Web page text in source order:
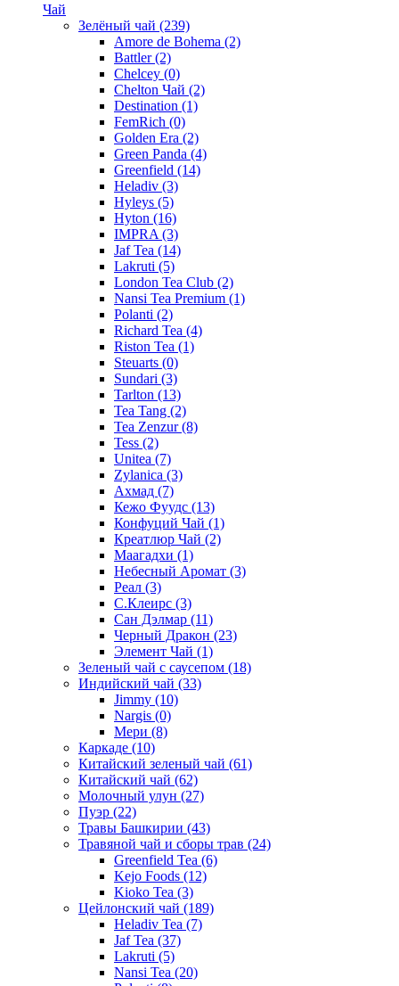
Чай
Зелёный чай (239)
Amore de Bohema (2)
Battler(2)
Chelcey (0)
Chelton Чай (2)
Destination (1)
FemRich (0)
Golden Era (2)
Green Panda (4)
Greenfield (14)
Heladiv (3)
Hyleys (5)
Hyton (16)
IMPRA (3)
Jaf Tea (14)
Lakruti (5)
London Tea Club (2)
Nansi Tea Premium (1)
Polanti (2)
Richard Tea (4)
Riston Tea (1)
Steuarts (0)
Sundari (3)
Tarlton (13)
Tea Tang (2)
Tea Zenzur(8)
Tess (2)
Unitea (7)
Zylanica (3)
Ахмад (7)
Кежо Фуудс (13)
Конфуций Чай (1)
Креатлюр Чай (2)
Маагадхи (1)
Небесный Аромат (3)
Реал (3)
С.Клеирс (3)
Сан Дэлмар (11)
Черный Дракон (23)
Элемент Чай (1)
Зеленый чай с саусепом (18)
Индийский чай (33)
Jimmy (10)
Nargis (0)
Мери (8)
Каркаде (10)
Китайский зеленый чай (61)
Китайский чай (62)
Молочный улун (27)
Пуэр (22)
Травы Башкирии (43)
Травяной чай и сборы трав (24)
Greenfield Tea (6)
Kejo Foods (12)
Kioko Tea (3)
Цейлонский чай (189)
Heladiv Tea (7)
Jaf Tea (37)
Lakruti (5)
Nansi Tea (20)